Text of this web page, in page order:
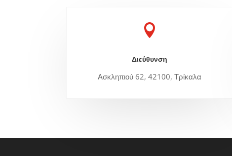

Διεύθυνση
Ασκληπιού 62, 42100, Τρίκαλα